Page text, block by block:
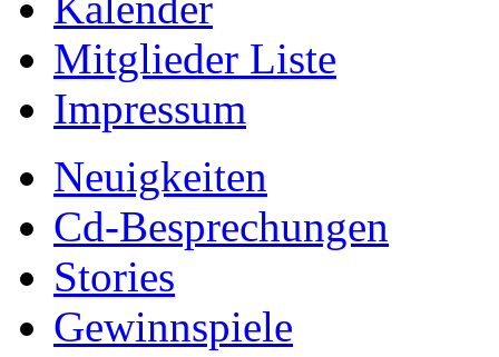
Mitglieder Liste
Impressum
Neuigkeiten
Cd-Besprechungen
Stories
Gewinnspiele